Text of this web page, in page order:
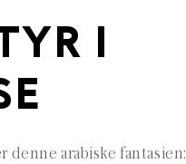
I
arabiske fantasien: